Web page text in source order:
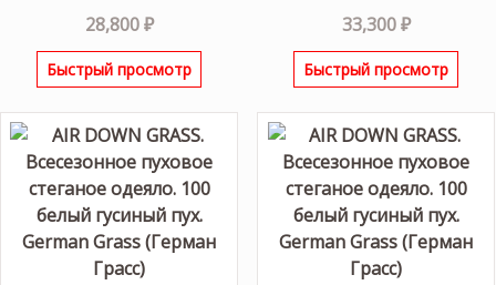
28,800₽
Быстрый просмотр
33,300₽
Быстрый просмотр